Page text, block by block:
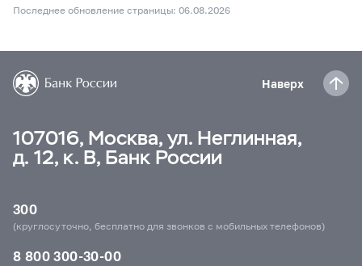
Последнее обновление страницы: 06.08.2026
Наверх
107016, Москва, ул. Неглинная,
д. 12, к. В, Банк России
300
(круглосуточно, бесплатно для звонков с мобильных телефонов)
8 800 300-30-00